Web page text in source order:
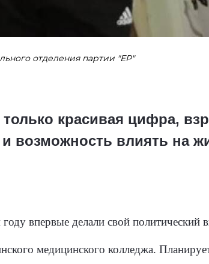
отделения партии "ЕР"
красивая цифра,
возможность влиять на
впервые делали свой политический
медицинского колледжа.